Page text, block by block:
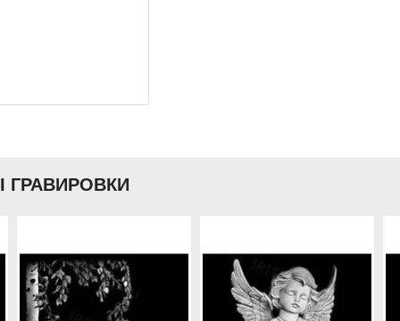
ГРАВИРОВКИ